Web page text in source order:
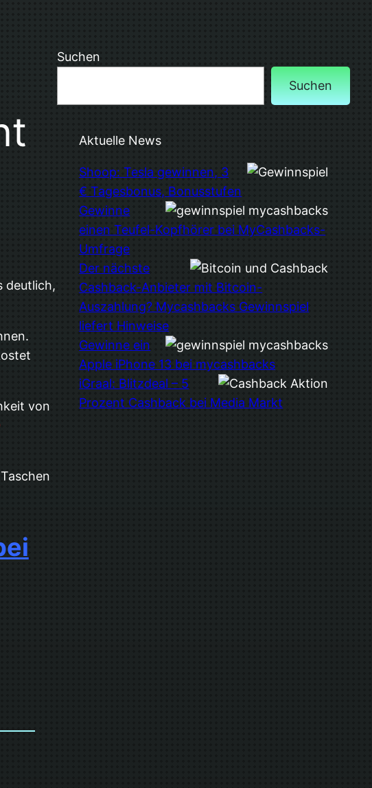
deutlich,
von
Suchen
Suchen
Aktuelle News
Shoop: Tesla gewinnen, 3
€ Tagesbonus, Bonusstufen
Gewinne
einen Teufel-Kopfhörer bei MyCashbacks-
Umfrage
Der nächste
Cashback-Anbieter mit Bitcoin-
Auszahlung? Mycashbacks Gewinnspiel
liefert Hinweise
Gewinne ein
Apple iPhone 13 bei mycashbacks
iGraal: Blitzdeal – 5
Prozent Cashback bei Media Markt